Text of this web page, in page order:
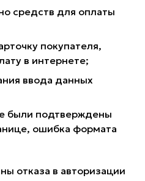
средств для оплаты
покупателя,
в интернете;
ввода данных
были подтверждены
ошибка формата
отказа в авторизации